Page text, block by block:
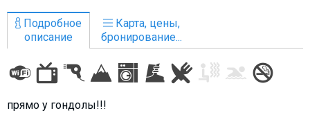
Подробное
описание
Карта, цены,
бронирование...
прямо у гондолы!!!
Отели
% Горячие предложения
Казбеги
Другое